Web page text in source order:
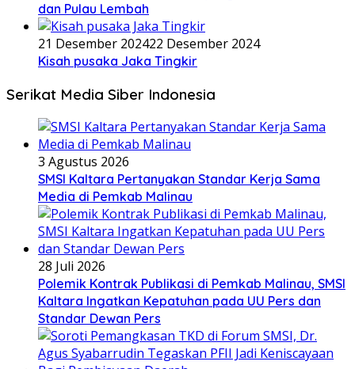
dan Pulau Lembah
21 Desember 202422 Desember 2024
Kisah pusaka Jaka Tingkir
Serikat Media Siber Indonesia
3 Agustus 2026
SMSI Kaltara Pertanyakan Standar Kerja Sama
Media di Pemkab Malinau
28 Juli 2026
Polemik Kontrak Publikasi di Pemkab Malinau, SMSI
Kaltara Ingatkan Kepatuhan pada UU Pers dan
Standar Dewan Pers